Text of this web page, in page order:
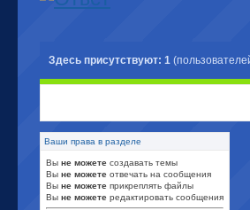
Здесь присутствуют: 1
Ваши права в разделе
Вы не можете создавать темы
Вы не можете отвечать на сообщения
Вы не можете прикреплять файлы
Вы не можете редактировать сообщения